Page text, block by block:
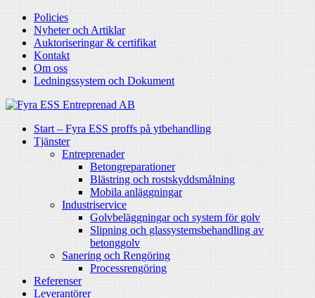
Policies
Nyheter och Artiklar
Auktoriseringar & certifikat
Kontakt
Om oss
Ledningssystem och Dokument
Start – Fyra ESS proffs på ytbehandling
Tjänster
Entreprenader
Betongreparationer
Blästring och rostskyddsmålning
Mobila anläggningar
Industriservice
Golvbeläggningar och system för golv
Slipning och glassystemsbehandling av
betonggolv
Sanering och Rengöring
Processrengöring
Referenser
Leverantörer